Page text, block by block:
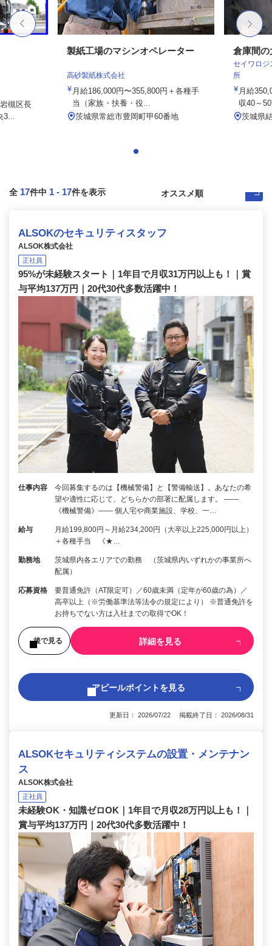
槻区長
製紙工場のマシンオペレーター
高砂製紙株式会社
月給186,000円〜355,800円＋各種手
当（家族・扶養・役...
茨城県常総市豊岡町甲60番地
倉庫間の
セイワロ
所
月給
収40～
茨城県
全 17件中 1 - 17件を表示
ALSOKのセキュリティスタッフ
ALSOK株式会社
正社員
95%が未経験スタート｜1年目で月収31万円以上も！｜賞
与平均137万円｜20代30代多数活躍中！
仕事内容
今回募集するのは【機械警備】と【警備輸送】。あなたの希
望や適性に応じて、どちらかの部署に配属します。 ――
《機械警備》―― 個人宅や商業施設、学校、一…
給与
月給199,800円～月給234,200円（大卒以上225,000円以上）
＋各種手当 《★…
勤務地
茨城県内各エリアでの勤務 （茨城県内いずれかの事業所へ
配属）
応募資格
要普通免許（AT限定可）／60歳未満（定年が60歳の為）／
高卒以上（※労働基準法等法令の規定により） ※普通免許を
お持ちでない方は入社までの取得でOK！
後で見る 詳細を見る
アピールポイントを見る
更新日： 2026/07/22 掲載終了日： 2026/08/31
ALSOKセキュリティシステムの設置・メンテナン
ス
ALSOK株式会社
正社員
未経験OK・知識ゼロOK｜1年目で月収28万円以上も！｜
賞与平均137万円｜20代30代多数活躍中！